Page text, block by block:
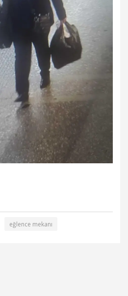
eğlence mekanı